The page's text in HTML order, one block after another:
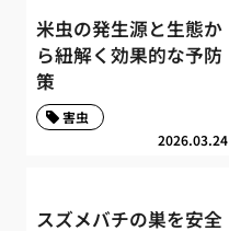
米虫の発生源と生態か
ら紐解く効果的な予防
策
2026.03.24
害虫
スズメバチの巣を安全